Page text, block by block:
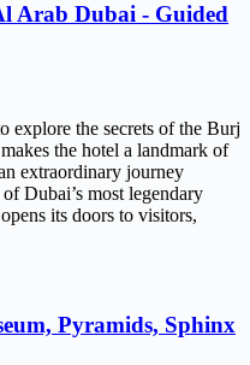
Arab Dubai - Guided
the secrets of the Burj
the hotel a landmark of
extraordinary journey
Dubai’s most legendary
its doors to visitors,
Pyramids, Sphinx